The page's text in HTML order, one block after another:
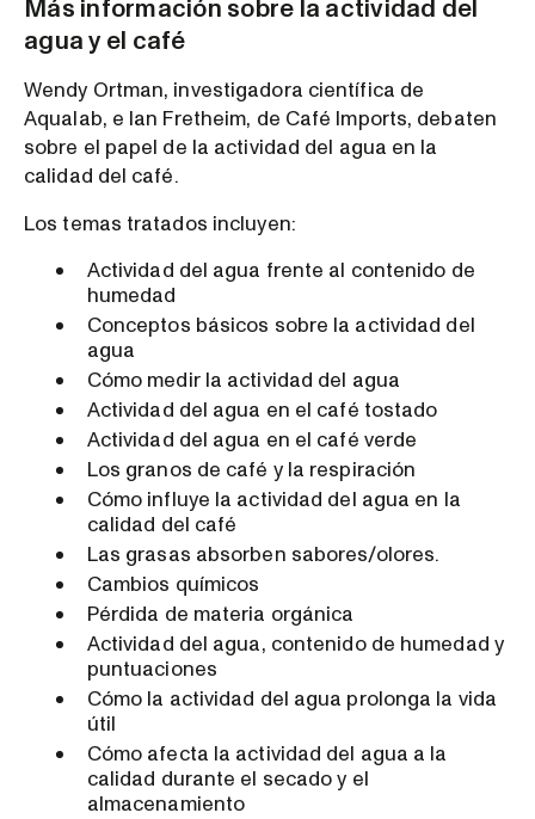
Más información sobre la actividad del
agua y el café
Wendy Ortman, investigadora científica de
Aqualab, e Ian Fretheim, de Café Imports, debaten
sobre el papel de la actividad del agua en la
calidad del café.
Los temas tratados incluyen:
Actividad del agua frente al contenido de
humedad
Conceptos básicos sobre la actividad del
agua
Cómo medir la actividad del agua
Actividad del agua en el café tostado
Actividad del agua en el café verde
Los granos de café y la respiración
Cómo influye la actividad del agua en la
calidad del café
Las grasas absorben sabores/olores.
Cambios químicos
Pérdida de materia orgánica
Actividad del agua, contenido de humedad y
puntuaciones
Cómo la actividad del agua prolonga la vida
útil
Cómo afecta la actividad del agua a la
calidad durante el secado y el
almacenamiento